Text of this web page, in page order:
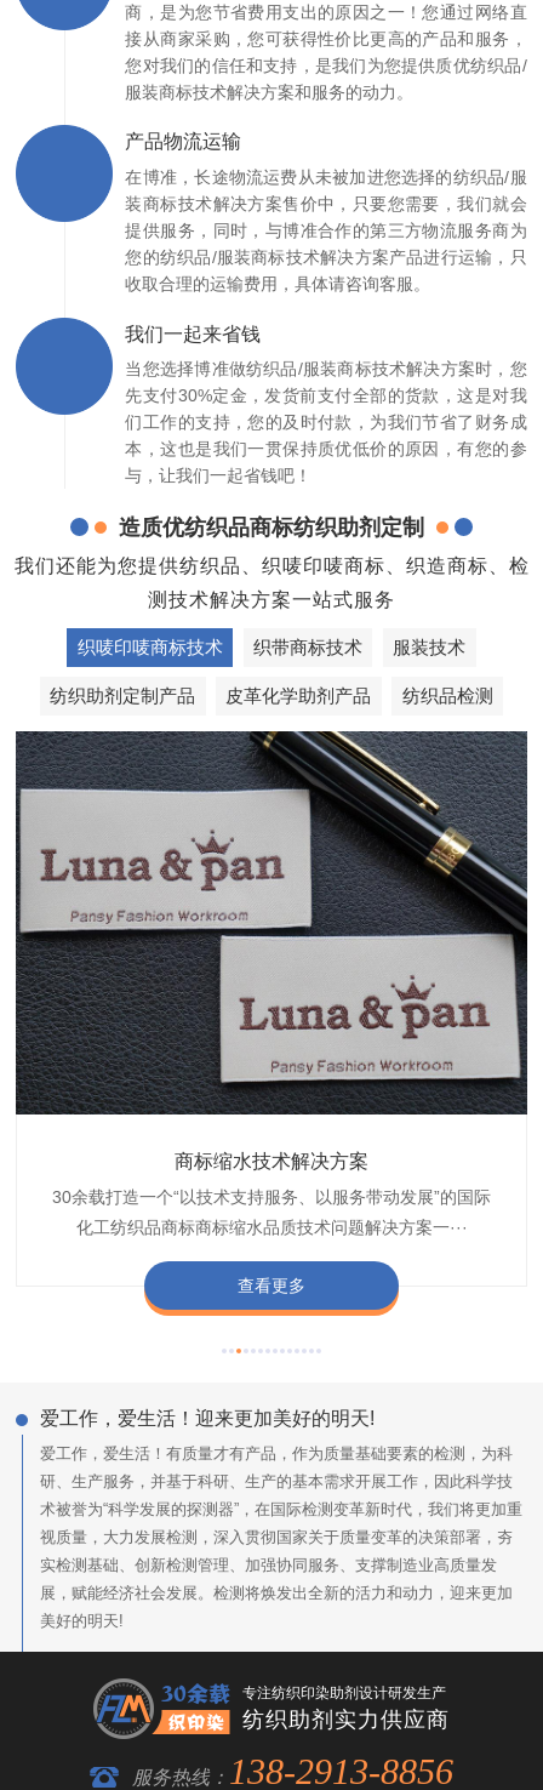
商，是为您节省费用支出的原因之一！您通过网络直
接从商家采购，您可获得性价比更高的产品和服务，
您对我们的信任和支持，是我们为您提供质优纺织品/
服装商标技术解决方案和服务的动力。
产品物流运输
在博准，长途物流运费从未被加进您选择的纺织品/服
装商标技术解决方案售价中，只要您需要，我们就会
提供服务，同时，与博准合作的第三方物流服务商为
您的纺织品/服装商标技术解决方案产品进行运输，只
收取合理的运输费用，具体请咨询客服。
我们一起来省钱
当您选择博准做纺织品/服装商标技术解决方案时，您
先支付30%定金，发货前支付全部的货款，这是对我
们工作的支持，您的及时付款，为我们节省了财务成
本，这也是我们一贯保持质优低价的原因，有您的参
与，让我们一起省钱吧！
造质优纺织品商标纺织助剂定制
我们还能为您提供纺织品、织唛印唛商标、织造商标、检
测技术解决方案一站式服务
织唛印唛商标技术 织带商标技术 服装技术
纺织助剂定制产品 皮革化学助剂产品 纺织品检测
商标缩水技术解决方案
30余载打造一个“以技术支持服务、以服务带动发展”的国际
化工纺织品商标商标缩水品质技术问题解决方案一···
查看更多
织带商标防水技术解决方案
博准公司专注于织带商标防水技术解决方案30余载,励志于
纺织品商标企业打造含油量超标品质技术问题解决方···
查看更多
服装颜色不匀技术解决方案
博准是一家专注30余载设计研发织唛印唛商标、织带服装颜
色不匀品质技术问题解决方案一站式服务提供商,技···
查看更多
纺织品阻燃母粒
博准致力于成为纺织品商标阻燃母粒剂,TF-W760,TF-W760
阻燃母粒剂加工定制服务实力提供商,···
查看更多
爱工作，爱生活！迎来更加美好的明天!
爱工作，爱生活！有质量才有产品，作为质量基础要素的检测，为科
研、生产服务，并基于科研、生产的基本需求开展工作，因此科学技
术被誉为“科学发展的探测器”，在国际检测变革新时代，我们将更加重
视质量，大力发展检测，深入贯彻国家关于质量变革的决策部署，夯
实检测基础、创新检测管理、加强协同服务、支撑制造业高质量发
展，赋能经济社会发展。检测将焕发出全新的活力和动力，迎来更加
美好的明天!
专注纺织印染助剂设计研发生产
纺织助剂实力供应商
服务热线： 138-2913-8856